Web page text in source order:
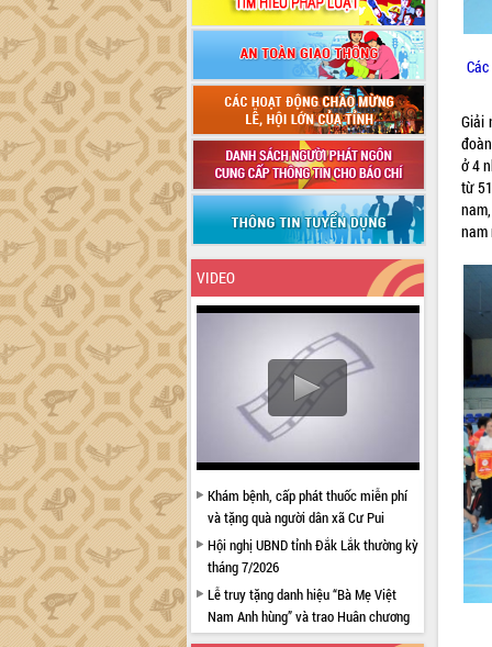
VIDEO
Khám bệnh, cấp phát thuốc miễn phí
và tặng quà người dân xã Cư Pui
Hội nghị UBND tỉnh Đắk Lắk thường kỳ
tháng 7/2026
Lễ truy tặng danh hiệu “Bà Mẹ Việt
Nam Anh hùng” và trao Huân chương
Lao động
Giải
ở 4
từ
nam